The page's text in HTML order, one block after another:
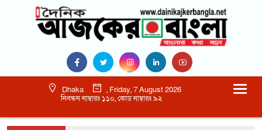
Dhaka
, Friday, 7 August 2026
নিবন্ধন নাম্বারঃ ১১০, কোড নাম্বারঃ ৯২